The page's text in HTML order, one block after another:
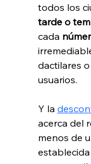
todos los
tarde o
cada
dactilares
usuarios.
Y la
acerca del
menos de